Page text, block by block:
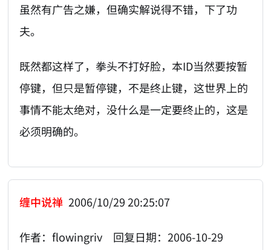
虽然有广告之嫌，但确实解说得不错，下了功
夫。
既然都这样了，拳头不打好脸，本ID当然要按暂
停键，但只是暂停键，不是终止键，这世界上的
事情不能太绝对，没什么是一定要终止的，这是
必须明确的。
缠中说禅 2006/10/29 20:25:07
作者：flowingriv 回复日期：2006-10-29